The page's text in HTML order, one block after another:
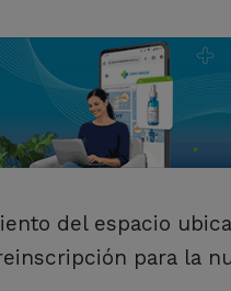
del espacio
para la